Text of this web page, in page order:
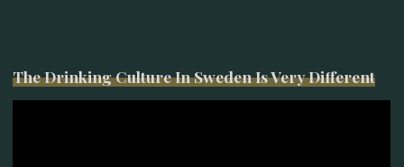
The Drinking Culture In Sweden Is Very Different